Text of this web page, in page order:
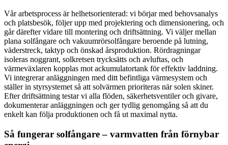
Vår arbetsprocess är helhetsorienterad: vi börjar med behovsanalys
och platsbesök, följer upp med projektering och dimensionering, och
går därefter vidare till montering och driftsättning. Vi väljer mellan
plana solfångare och vakuumrörsolfångare beroende på lutning,
väderstreck, taktyp och önskad årsproduktion. Rördragningar
isoleras noggrant, solkretsen trycksätts och avluftas, och
värmeväxlaren kopplas mot ackumulatortank för effektiv laddning.
Vi integrerar anläggningen med ditt befintliga värmesystem och
ställer in styrsystemet så att solvärmen prioriteras när solen skiner.
Efter driftsättning testar vi alla flöden, säkerhetsventiler och givare,
dokumenterar anläggningen och ger tydlig genomgång så att du
enkelt kan följa produktionen och få ut maximal nytta.
Så fungerar solfångare – varmvatten från förnybar